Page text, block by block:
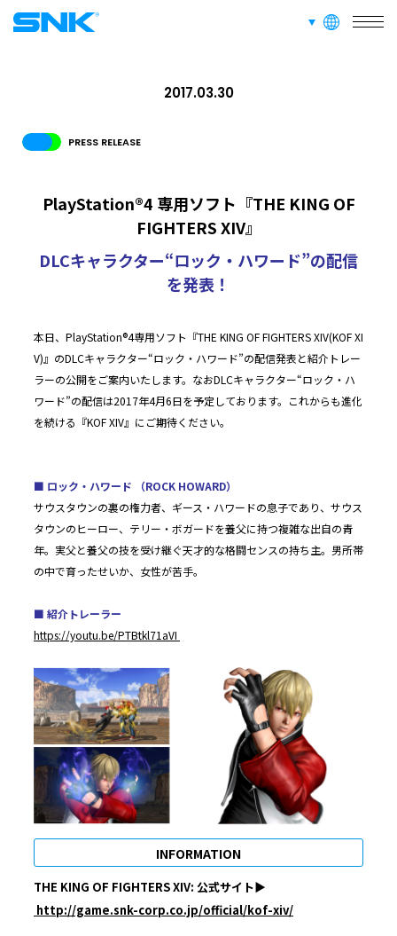
言語切り替え
SERVICE
採用情報
ABOUT
GLOBAL
JPN ENG 한글 繁体 簡体
PRESS RELEASE
2017.03.30
PlayStation®4 専用ソフト『THE KING OF
FIGHTERS XIV』
DLCキャラクター“ロック・ハワード”の配信
を発表！
本日、PlayStation®4専用ソフト『THE KING OF FIGHTERS XIV(KOF XI
V)』のDLCキャラクター“ロック・ハワード”の配信発表と紹介トレー
ラーの公開をご案内いたします。なおDLCキャラクター“ロック・ハ
ワード”の配信は2017年4月6日を予定しております。これからも進化
を続ける『KOF XIV』にご期待ください。
■ ロック・ハワード （ROCK HOWARD）
サウスタウンの裏の権力者、ギース・ハワードの息子であり、サウス
タウンのヒーロー、テリー・ボガードを養父に持つ複雑な出自の青
年。実父と養父の技を受け継ぐ天才的な格闘センスの持ち主。男所帯
の中で育ったせいか、女性が苦手。
■ 紹介トレーラー
https://youtu.be/PTBtkl71aVI
INFORMATION
THE KING OF FIGHTERS XIV: 公式サイト▶︎
http://game.snk-corp.co.jp/official/kof-xiv/